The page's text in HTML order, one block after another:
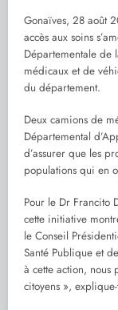
Gonaïves, 28 août
accès aux soins
Départementale de
médicaux et de
du département.
Deux camions de
Départemental
d’assurer que les
populations qui en
Pour le Dr Francito
cette initiative
le Conseil
Santé Publique et
à cette action, nous
citoyens »,